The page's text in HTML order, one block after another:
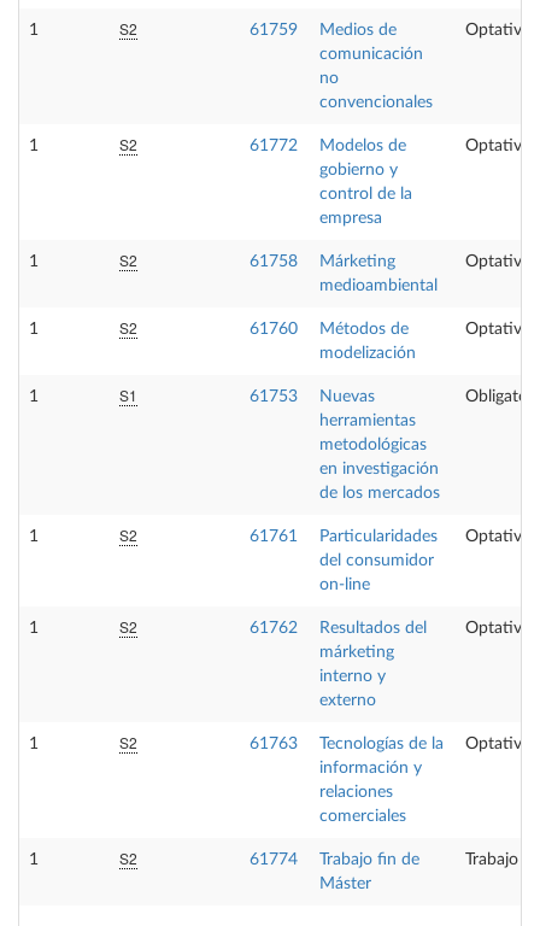
1 S2 61759
Medios de
comunicación
no
convencionales
Optativa
1 S2 61772
Modelos de
gobierno y
control de la
empresa
Optativa
1 S2 61758
Márketing
medioambiental
Optativa
1 S2 61760
Métodos de
modelización
Optativa
1 S1 61753
Nuevas
herramientas
metodológicas
en investigación
de los mercados
1 S2 61761
Particularidades
del consumidor
on-line
Optativa
1 S2 61762
Resultados del
márketing
interno y
externo
Optativa
1 S2 61763
Tecnologías de la
información y
relaciones
comerciales
Optativa
1 S2 61774
Trabajo fin de
Máster
Trabajo